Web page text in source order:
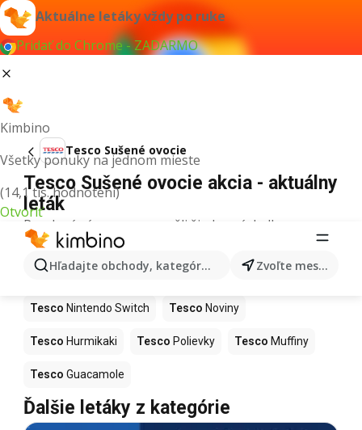
Aktuálne letáky vždy po ruke
Pridať do Chrome - ZADARMO
Kimbino
Všetky ponuky na jednom mieste
(14,1 tis. hodnotení)
Otvoriť
Hľadajte obchody, kategórie, produkty... Zvoľte mesto
Tesco Sušené ovocie
Tesco Sušené ovocie akcia - aktuálny
leták
Pre daný výraz sme nenašli žiadne výsledky.
Ďalšie produkty v obchodoch Tesco
Tesco Kapor Tesco Ashwagandha
Tesco Nintendo Switch Tesco Noviny
Tesco Hurmikaki Tesco Polievky Tesco Muffiny
Tesco Guacamole
Ďalšie letáky z kategórie